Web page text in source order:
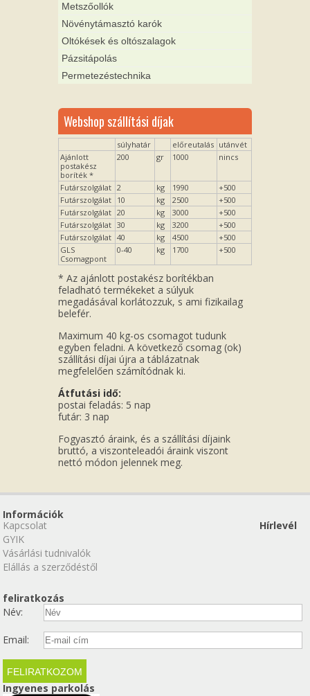
Metszőollók
Növénytámasztó karók
Oltókések és oltószalagok
Pázsitápolás
Permetezéstechnika
Webshop szállítási díjak
súlyhatár előreutalás utánvét
Ajánlott
postakész
boríték *
200 gr 1000 nincs
Futárszolgálat 2 kg 1990
+500
Futárszolgálat 10 kg 2500
+500
Futárszolgálat 20 kg 3000
+500
Futárszolgálat 30 kg 3200
+500
Futárszolgálat 40 kg 4500
+500
GLS
Csomagpont
0-40 kg 1700 +500
* Az ajánlott postakész borítékban
feladható termékeket a súlyuk
megadásával korlátozzuk, s ami fizikailag
belefér.
Maximum 40 kg-os csomagot tudunk
egyben feladni. A következő csomag (ok)
szállítási díjai újra a táblázatnak
megfelelően számítódnak ki.
Átfutási idő:
postai feladás: 5 nap
futár: 3 nap
Fogyasztó áraink, és a szállítási díjaink
bruttó, a viszonteleadói áraink viszont
nettó módon jelennek meg.
Információk
Kapcsolat
GYIK
Vásárlási tudnivalók
Elállás a szerződéstől
Hírlevél
feliratkozás
Név:
Email:
Ingyenes parkolás